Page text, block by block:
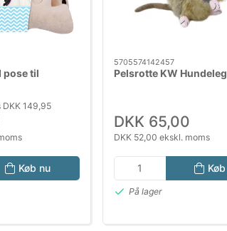
pose til
149,95
Køb nu
5705574142457
Pelsrotte KW
DKK 65,00
DKK 52,00 ekskl. moms
På lager